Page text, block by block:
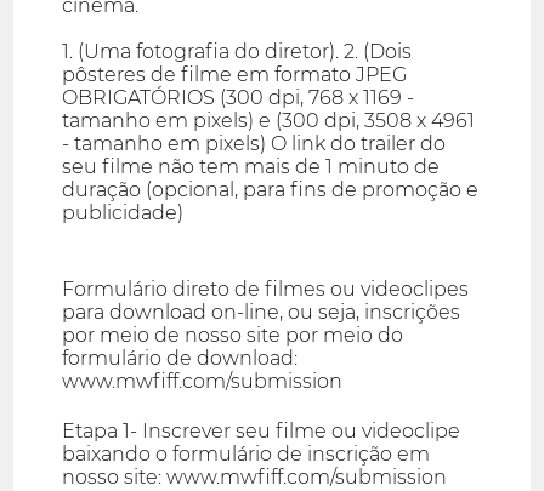
cinema.
1. (Uma fotografia do diretor). 2. (Dois
pôsteres de filme em formato JPEG
OBRIGATÓRIOS (300 dpi, 768 x 1169 -
tamanho em pixels) e (300 dpi, 3508 x 4961
- tamanho em pixels) O link do trailer do
seu filme não tem mais de 1 minuto de
duração (opcional, para fins de promoção e
publicidade)
Formulário direto de filmes ou videoclipes
para download on-line, ou seja, inscrições
por meio de nosso site por meio do
formulário de download:
www.mwfiff.com/submission
Etapa 1- Inscrever seu filme ou videoclipe
baixando o formulário de inscrição em
nosso site: www.mwfiff.com/submission